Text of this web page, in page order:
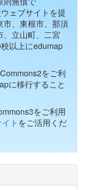
ェブサイトを提
市、東根市、那須
立山町、二宮
以上にedumap
をご利
に移行すること
をご利用
ト をご活用くだ